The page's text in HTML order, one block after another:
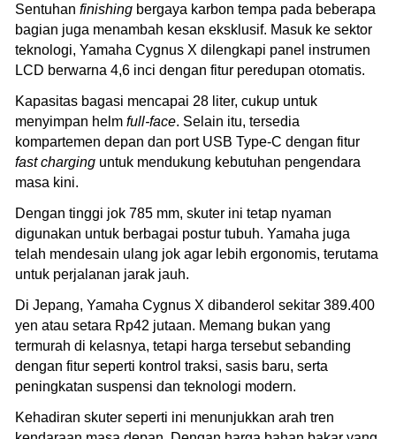
Sentuhan finishing bergaya karbon tempa pada beberapa
bagian juga menambah kesan eksklusif. Masuk ke sektor
teknologi, Yamaha Cygnus X dilengkapi panel instrumen
LCD berwarna 4,6 inci dengan fitur peredupan otomatis.
Kapasitas bagasi mencapai 28 liter, cukup untuk
menyimpan helm full-face. Selain itu, tersedia
kompartemen depan dan port USB Type-C dengan fitur
fast charging untuk mendukung kebutuhan pengendara
masa kini.
Dengan tinggi jok 785 mm, skuter ini tetap nyaman
digunakan untuk berbagai postur tubuh. Yamaha juga
telah mendesain ulang jok agar lebih ergonomis, terutama
untuk perjalanan jarak jauh.
Di Jepang, Yamaha Cygnus X dibanderol sekitar 389.400
yen atau setara Rp42 jutaan. Memang bukan yang
termurah di kelasnya, tetapi harga tersebut sebanding
dengan fitur seperti kontrol traksi, sasis baru, serta
peningkatan suspensi dan teknologi modern.
Kehadiran skuter seperti ini menunjukkan arah tren